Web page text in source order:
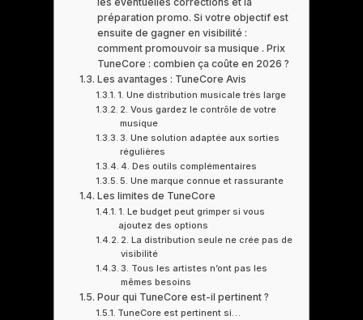
préparation promo. Si votre objectif est
ensuite de gagner en visibilité :
comment promouvoir sa musique . Prix
TuneCore : combien ça coûte en 2026 ?
Les avantages : TuneCore Avis
1. Une distribution musicale très large
2. Vous gardez le contrôle de votre
musique
3. Une solution adaptée aux sorties
régulières
4. Des outils complémentaires
5. Une marque connue et rassurante
Les limites de TuneCore
1. Le budget peut grimper si vous
ajoutez des options
2. La distribution seule ne crée pas de
visibilité
3. Tous les artistes n’ont pas les
mêmes besoins
Pour qui TuneCore est-il pertinent ?
TuneCore est pertinent si…